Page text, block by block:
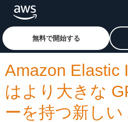
メインコンテンツに移動
アマゾン ウェブ サービス
無料で開始する
Amazon Elastic
はより大きな
ーを持つ新し